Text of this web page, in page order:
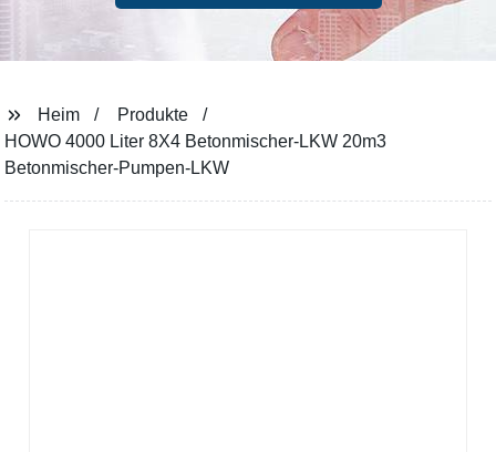
Heim
Produkte
HOWO 4000 Liter 8X4 Betonmischer-LKW 20m3
Betonmischer-Pumpen-LKW